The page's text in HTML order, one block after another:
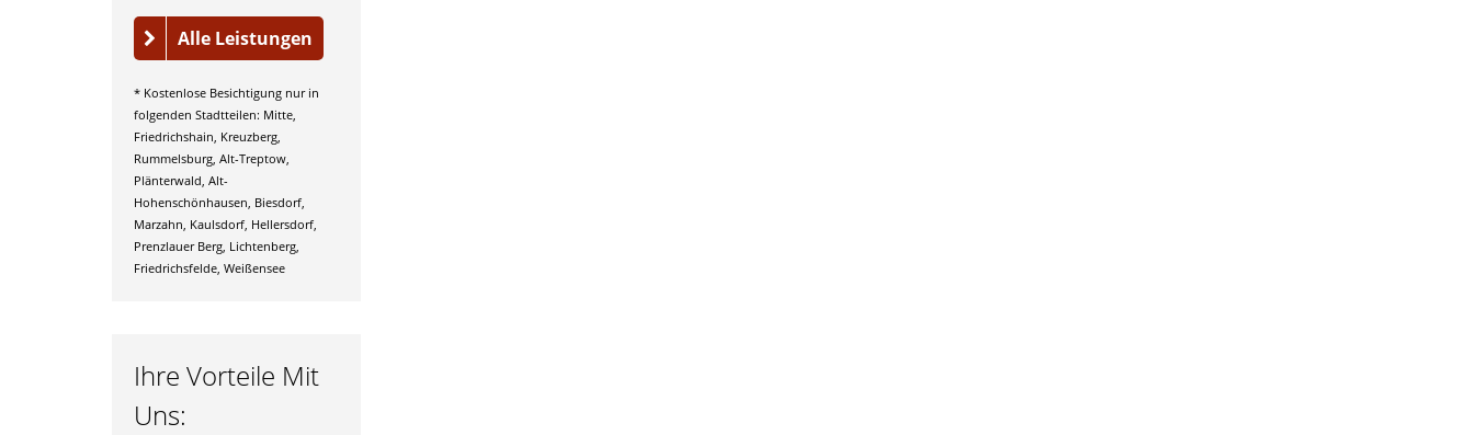
Alle Leistungen
* Kostenlose Besichtigung nur in
folgenden Stadtteilen: Mitte,
Friedrichshain, Kreuzberg,
Rummelsburg, Alt-Treptow,
Plänterwald, Alt-
Hohenschönhausen, Biesdorf,
Marzahn, Kaulsdorf, Hellersdorf,
Prenzlauer Berg, Lichtenberg,
Friedrichsfelde, Weißensee
Ihre Vorteile Mit
Uns: